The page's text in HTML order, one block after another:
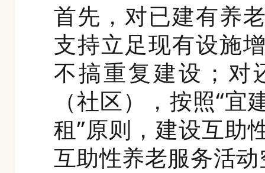
首先，对已建有养
支持立足现有设施
不搞重复建设；对
（社区），按照“
租”原则，建设互助
互助性养老服务活